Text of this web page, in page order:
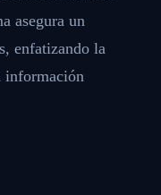
asegura un
enfatizando la
información